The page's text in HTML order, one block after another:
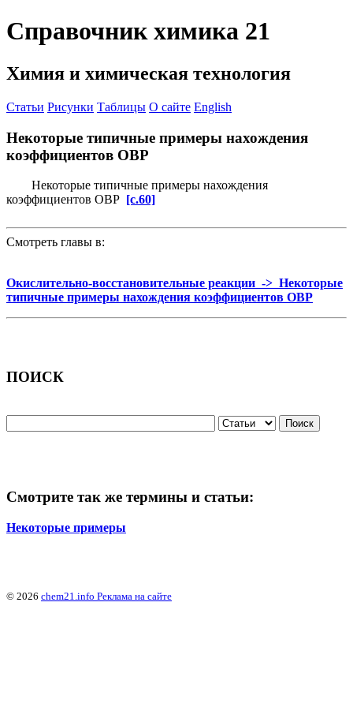
Справочник химика 21
Химия и химическая технология
Статьи Рисунки Таблицы О сайте English
Некоторые типичные примеры нахождения
коэффициентов ОВР
Некоторые типичные примеры нахождения
коэффициентов ОВР [c.60]
Смотреть главы в:
Окислительно-восстановительные реакции -> Некоторые
типичные примеры нахождения коэффициентов ОВР
ПОИСК
Смотрите так же термины и статьи:
Некоторые примеры
© 2026 chem21.info Реклама на сайте